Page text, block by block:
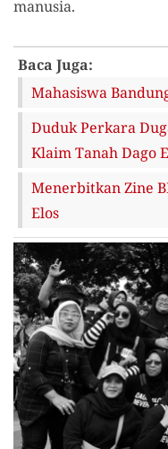
manusia.
Baca Juga:
Mahasiswa
Duduk Perkara
Klaim Tanah Dago
Menerbitkan Zine
Elos